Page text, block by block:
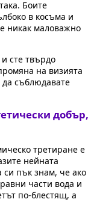
Боите
в косъма и
никак маловажно
сте твърдо
на визията
съблюдавате
добър,
третиране е
нейната
си пък знам, че ако
части вода и
по-блестящ, а